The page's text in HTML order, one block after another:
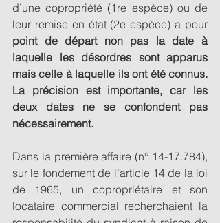
d’une copropriété (1re espèce) ou de
point de départ non pas la date à
laquelle les désordres sont apparus
mais celle à laquelle ils ont été connus.
La précision est importante, car les
deux dates ne se confondent pas
nécessairement.
Dans la première affaire (n° 14-17.784),
sur le fondement de l’article 14 de la loi
de 1965, un copropriétaire et son
locataire commercial recherchaient la